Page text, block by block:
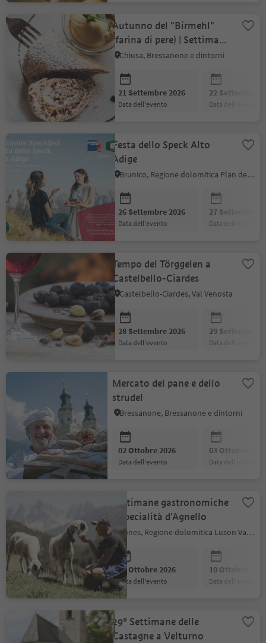
Autunno del "Birmehl"
(farina di pere) | Settimana
culinaria
Chiusa, Bressanone e dintorni
21 Settembre 2026
data dell'evento
22 Settembre
data dell'evento
Festa dello Speck Alto
Adige
Brunico, Regione dolomitica Plan de Corones
26 Settembre 2026
data dell'evento
27 Settembre
data dell'evento
Tempo del Törggelen a
Castelbello-Ciardes
Castelbello-Ciardes, Val Venosta
28 Settembre 2026
data dell'evento
29 Settembre
data dell'evento
Mercato del pane e dello
strudel
Bressanone, Bressanone e dintorni
02 Ottobre 2026
data dell'evento
03 Ottobre 2026
data dell'evento
Settimane gastronomiche
- Specialità d’Agnello
Funes, Regione dolomitica Luson Val di Funes
09 Ottobre 2026
data dell'evento
10 Ottobre 2026
data dell'evento
29° Settimane delle
Castagne a Velturno